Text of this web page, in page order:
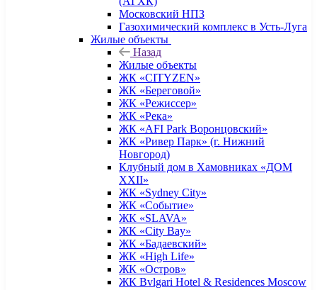
Московский НПЗ
Газохимический комплекс в Усть-Луга
Жилые объекты
Назад
Жилые объекты
ЖК «CITYZEN»
ЖК «Береговой»
ЖК «Режиссер»
ЖК «Река»
ЖК «AFI Park Воронцовский»
ЖК «Ривер Парк» (г. Нижний
Новгород)
Клубный дом в Хамовниках «ДОМ
XXII»
ЖК «Sydney City»
ЖК «Событие»
ЖК «SLAVA»
ЖК «City Bay»
ЖК «Бадаевский»
ЖК «High Life»
ЖК «Остров»
ЖК Bvlgari Hotel & Residences Moscow